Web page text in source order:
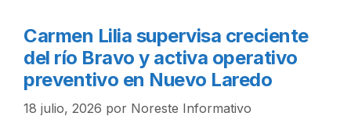
Carmen Lilia supervisa creciente
del río Bravo y activa operativo
preventivo en Nuevo Laredo
18 julio, 2026 por Noreste Informativo